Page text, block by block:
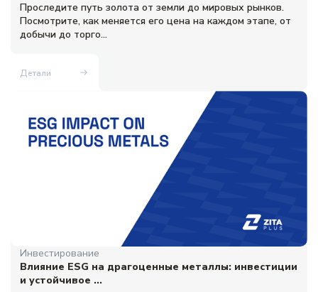
Проследите путь золота от земли до мировых рынков.
Посмотрите, как меняется его цена на каждом этапе, от
добычи до торго...
Детали
Инвестирование
Влияние ESG на драгоценные металлы: инвестиции
и устойчивое ...